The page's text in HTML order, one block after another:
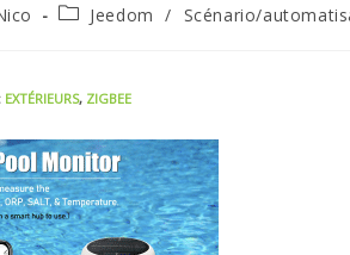
PostJeedom / Scénario/
EXTÉRIEURS, ZIGBEE